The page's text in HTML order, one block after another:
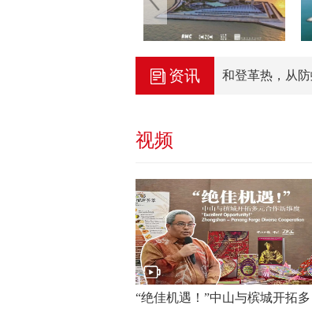
资讯
预防基孔肯雅热和登革热，从防蚊
视频
“绝佳机遇！”中山与槟城开拓多